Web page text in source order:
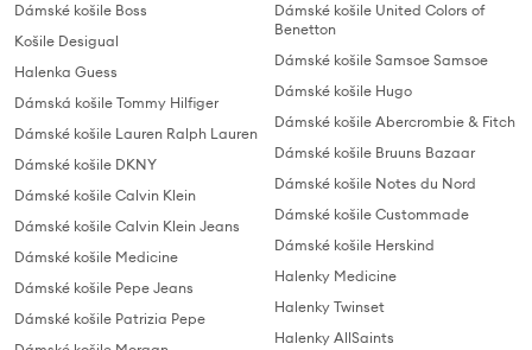
Dámské košile Boss
Košile Desigual
Halenka Guess
Dámská košile Tommy Hilfiger
Dámské košile Lauren Ralph Lauren
Dámské košile DKNY
Dámské košile Calvin Klein
Dámské košile Calvin Klein Jeans
Dámské košile Medicine
Dámské košile Pepe Jeans
Dámské košile Patrizia Pepe
Dámské košile United Colors of
Benetton
Dámské košile Samsoe Samsoe
Dámské košile Hugo
Dámské košile Abercrombie & Fitch
Dámské košile Bruuns Bazaar
Dámské košile Notes du Nord
Dámské košile Custommade
Dámské košile Herskind
Halenky Medicine
Halenky Twinset
Halenky AllSaints